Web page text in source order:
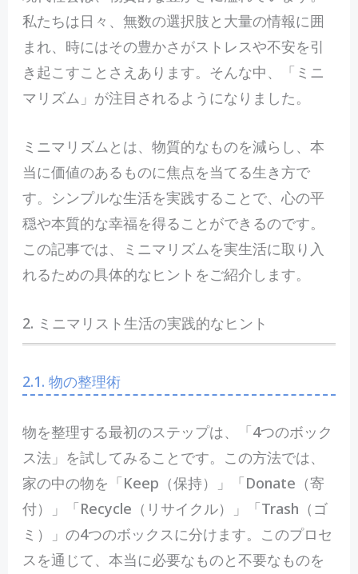
私たちは日々、無数の選択肢と大量の情報に囲
まれ、時にはその豊かさがストレスや不安を引
き起こすことさえあります。そんな中、「ミニ
マリズム」が注目されるようになりました。
ミニマリズムとは、物質的なものを減らし、本
当に価値のあるものに焦点を当てる生き方で
す。シンプルな生活を実践することで、心の平
穏や本質的な幸福を得ることができるのです。
この記事では、ミニマリズムを実生活に取り入
れるための具体的なヒントをご紹介します。
2. ミニマリスト生活の実践的なヒント
2.1. 物の整理術
物を整理する最初のステップは、「4つのボック
ス法」を試してみることです。この方法では、
家の中の物を「Keep（保持）」「Donate（寄
付）」「Recycle（リサイクル）」「Trash（ゴ
ミ）」の4つのボックスに分けます。このプロセ
スを通じて、本当に必要なものと不要なものを